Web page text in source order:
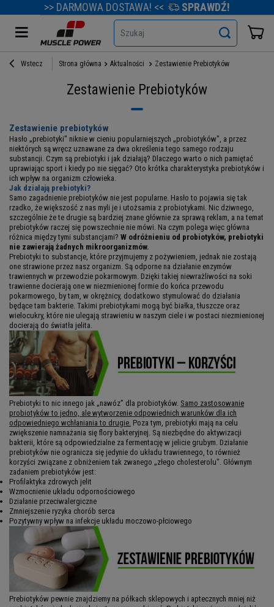
>> DARMOWA DOSTAWA! << SPRAWDŹ!
Szukaj
Wstecz Strona główna Aktualności Zestawienie Prebiotyków
Zestawienie Prebiotyków
Zestawienie prebiotyków
Hasło „prebiotyki" niknie w cieniu popularniejszych „probiotyków", a przez
niektórych są wręcz uznawane za dwa określenia tego samego rodzaju
substancji. Czym są prebiotyki i jak działają? Dlaczego warto o nich pamiętać
uprawiając sport i kiedy po nie sięgać? Oto krótka charakterystyka prebiotyków i
ich wpływ na organizm człowieka.
Jak działają prebiotyki?
Samo zagadnienie prebiotyków nie jest popularne. Hasło to pojawia się tak
rzadko, że większość z nas myli je i utożsamia z probiotykami. Nic dziwnego,
szczególnie że te drugie są bardziej znane głównie za sprawą reklam, a na temat
prebiotyków raczej się powszechnie nie mówi. Na czym polega więc główna
różnica między tymi substancjami? W odróżnieniu od probiotyków, prebiotyki
nie zawierają żadnych mikroorganizmów.
Prebiotyki to substancje, które przyjmujemy z pożywieniem, jednak nie zostają
one strawione przez nasz organizm. Są odporne na działanie enzymów
trawiennych w przewodzie pokarmowym. Dzięki takiej niewrażliwości na soki
trawienne docierają one w niezmienionej formie do końca przewodu
pokarmowego, by tam, w okrężnicy, dodatkowo stymulować do działania
będące tam bakterie. Takimi prebiotykami mogą być białka, tłuszcze oraz
wielocukry, które nie ulegają strawieniu w naszym ciele i w postaci niezmienionej
docierają do światła jelita.
Prebiotyki to nic innego jak „nawóz” dla probiotyków. Samo zastosowanie
probiotyków to jedno, ale wytworzenie odpowiednich warunków dla ich
odpowiedniego wchłaniania to drugie. Poza tym, prebiotyki mają na celu
zwiększenie namnażania się flory bakteryjnej. Są niezbędne do aktywizacji
bakterii, które są odpowiedzialne za fermentację w jelicie grubym. Działanie
prebiotyków nie ogranicza się jedynie do układu trawiennego, to również
korzyści związane z obniżeniem tak zwanego „złego cholesterolu". Głównym
zadaniem prebiotyków jest:
Profilaktyka zdrowych jelit
Wzmocnienie układu odpornościowego
Działanie przeciwalergiczne
Zmniejszenie ryzyka chorób serca
Pozytywny wpływ na infekcje układu moczowo-płciowego
Prebiotyków pewnie znajdziemy na półkach sklepowych i aptecznych mniej niż